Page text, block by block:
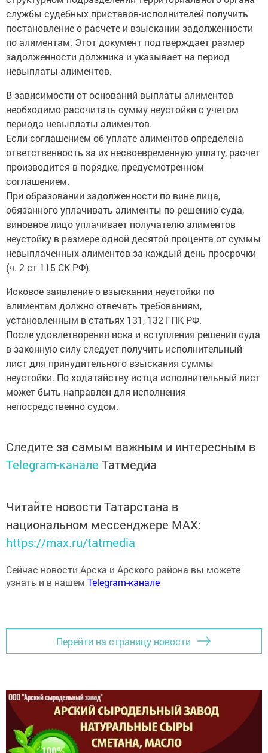
службы судебных приставов-исполнителей получить
постановление о расчете и взыскании задолженности
по алиментам. Этот документ подтверждает размер
задолженности должника и указывает на период
невыплаты алиментов.
необходимо рассчитать сумму неустойки с учетом
периода невыплаты алиментов.
Если соглашением об уплате алиментов определена
ответственность за их несвоевременную уплату, расчет
производится в порядке, предусмотренном
соглашением.
При образовании задолженности по вине лица,
обязанного уплачивать алименты по решению суда,
виновное лицо уплачивает получателю алиментов
неустойку в размере одной десятой процента от суммы
невыплаченных алиментов за каждый день просрочки
(ч. 2 ст 115 СК РФ).
алиментам должно отвечать требованиям,
установленным в статьях 131, 132 ГПК РФ.
После удовлетворения иска и вступления решения суда
в законную силу следует получить исполнительный
лист для принудительного взыскания суммы
неустойки. По ходатайству истца исполнительный лист
может быть направлен для исполнения
непосредственно судом.
Telegram-каналеТатмедиа
Читайте новости Татарстана в
национальном мессенджере MАХ:
https://max.ru/tatmedia
узнать и в нашемTelegram-канале
Перейти на страницу новости